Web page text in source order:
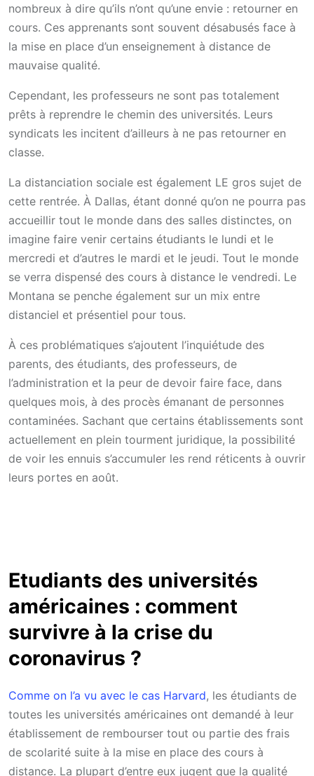
nombreux à dire qu’ils n’ont qu’une envie : retourner en
cours. Ces apprenants sont souvent désabusés face à
la mise en place d’un enseignement à distance de
mauvaise qualité.
Cependant, les professeurs ne sont pas totalement
prêts à reprendre le chemin des universités. Leurs
syndicats les incitent d’ailleurs à ne pas retourner en
classe.
La distanciation sociale est également LE gros sujet de
cette rentrée. À Dallas, étant donné qu’on ne pourra pas
accueillir tout le monde dans des salles distinctes, on
imagine faire venir certains étudiants le lundi et le
mercredi et d’autres le mardi et le jeudi. Tout le monde
se verra dispensé des cours à distance le vendredi. Le
Montana se penche également sur un mix entre
distanciel et présentiel pour tous.
À ces problématiques s’ajoutent l’inquiétude des
parents, des étudiants, des professeurs, de
l’administration et la peur de devoir faire face, dans
quelques mois, à des procès émanant de personnes
contaminées. Sachant que certains établissements sont
actuellement en plein tourment juridique, la possibilité
de voir les ennuis s’accumuler les rend réticents à ouvrir
leurs portes en août.
Etudiants des universités
américaines : comment
survivre à la crise du
coronavirus ?
Comme on l’a vu avec le cas Harvard, les étudiants de
toutes les universités américaines ont demandé à leur
établissement de rembourser tout ou partie des frais
de scolarité suite à la mise en place des cours à
distance. La plupart d’entre eux jugent que la qualité